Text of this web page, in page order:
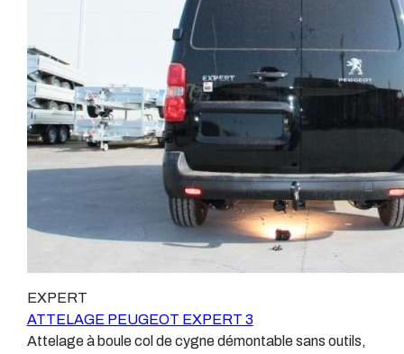
EXPERT
ATTELAGE PEUGEOT EXPERT 3
Attelage à boule col de cygne démontable sans outils,